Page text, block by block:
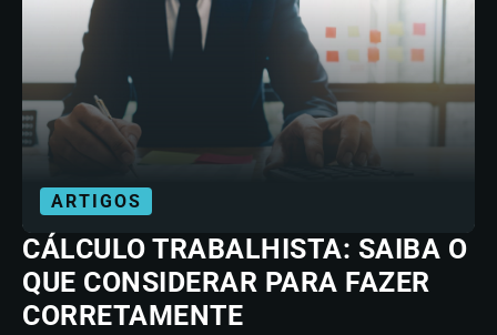
ARTIGOS
CÁLCULO TRABALHISTA: SAIBA O
QUE CONSIDERAR PARA FAZER
CORRETAMENTE